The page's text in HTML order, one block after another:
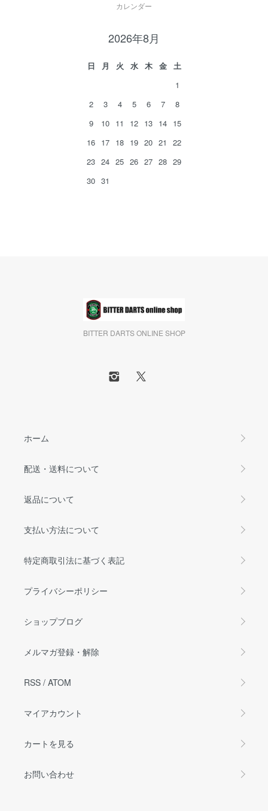
カレンダー
2026年8月
日 月 火 水 木 金
土
1
2
3 4 5 6 7
8
9
10 11 12 13 14 15
16 17 18 19 20 21
22
23 24 25 26 27 28 29
30 31
BITTER DARTS ONLINE SHOP
ホーム
配送・送料について
返品について
支払い方法について
特定商取引法に基づく表記
プライバシーポリシー
ショップブログ
メルマガ登録・解除
RSS / ATOM
マイアカウント
カートを見る
お問い合わせ